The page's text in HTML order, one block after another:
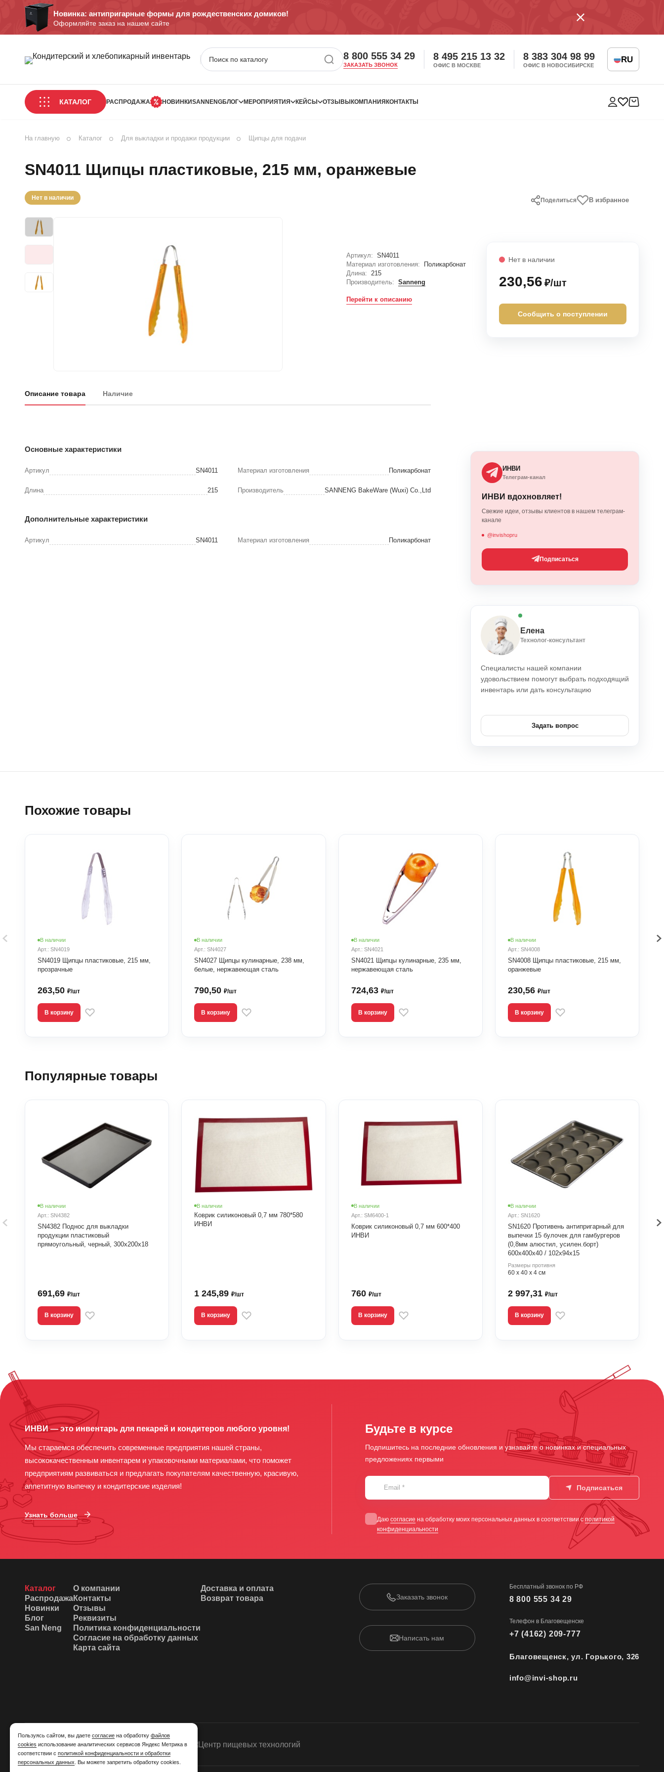
Новинка: антипригарные формы для рождественских домиков!
Оформляйте заказ на нашем сайте
8 800 555 34 29
ЗАКАЗАТЬ ЗВОНОК
8 495 215 13 32
ОФИС В МОСКВЕ
8 383 304 98 99
ОФИС В НОВОСИБИРСКЕ
RU
КАТАЛОГ РАСПРОДАЖА НОВИНКИSANNENGБЛОГ МЕРОПРИЯТИЯ КЕЙСЫ ОТЗЫВЫ КОМПАНИЯ КОНТАКТЫ
На главную Каталог Для выкладки и продажи продукции Щипцы для подачи
SN4011 Щипцы пластиковые, 215 мм, оранжевые
Нет в наличии
Нет в наличии
230,56 ₽/шт
Сообщить о поступлении
В избранное
Поделиться
Артикул:
SN4011
Материал изготовления:
Поликарбонат
Длина:
215
Производитель:
Sanneng
Перейти к описанию
Описание товара Наличие
Основные характеристики
Артикул SN4011 Материал изготовления Поликарбонат
Длина 215 Производитель SANNENG BakeWare (Wuxi) Co.,Ltd
Дополнительные характеристики
Артикул SN4011 Материал изготовления Поликарбонат
ИНВИ
Телеграм-канал
ИНВИ вдохновляет!
Свежие идеи, отзывы клиентов в нашем телеграм-
канале
@invishopru
Подписаться
Елена
Технолог-консультант
Специалисты нашей компании
удовольствием помогут выбрать подходящий
инвентарь или дать консультацию
Задать вопрос
Похожие товары
В наличии
Арт.: SN4019
SN4019 Щипцы пластиковые, 215 мм,
прозрачные
263,50 ₽/шт
В корзину
В наличии
Арт.: SN4027
SN4027 Щипцы кулинарные, 238 мм,
белые, нержавеющая сталь
790,50₽/шт
В корзину
В наличии
Арт.: SN4021
SN4021 Щипцы кулинарные, 235 мм,
нержавеющая сталь
724,63 ₽/шт
В корзину
В наличии
Арт.: SN4008
SN4008 Щипцы пластиковые, 215 мм,
оранжевые
230,56 ₽/шт
В корзину
Популярные товары
В наличии
Арт.: SN4382
SN4382 Поднос для выкладки
продукции пластиковый
прямоугольный, черный, 300х200х18
691,69 ₽/шт
В корзину
В наличии
Коврик силиконовый 0,7 мм 780*580
ИНВИ
1 245,89₽/шт
В корзину
В наличии
Арт.: SM6400-1
Коврик силиконовый 0,7 мм 600*400
ИНВИ
760 ₽/шт
В корзину
В наличии
Арт.: SN1620
SN1620 Противень антипригарный для
выпечки 15 булочек для гамбургеров
(0,8мм алюстил, усилен.борт)
600х400х40 / 102х94х15
Размеры противня
60 х 40 х 4 см
2 997,31 ₽/шт
В корзину
ИНВИ — это инвентарь для пекарей и кондитеров любого уровня!
Мы стараемся обеспечить современные предприятия нашей страны,
высококачественным инвентарем и упаковочными материалами, что поможет
предприятиям развиваться и предлагать покупателям качественную, красивую,
аппетитную выпечку и кондитерские изделия!
Узнать больше
Будьте в курсе
Подпишитесь на последние обновления и узнавайте о новинках и специальных
предложениях первыми
Email * Подписаться
Даю согласие на обработку моих персональных данных в соответствии с политикой
конфиденциальности
Заказать звонок
Написать нам
Бесплатный звонок по РФ
8 800 555 34 29
Телефон в Благовещенске
+7 (4162) 209-777
Благовещенск, ул. Горького, 326
info@invi-shop.ru
Каталог
Распродажа
Новинки
Блог
San Neng
О компании
Контакты
Отзывы
Реквизиты
Политика конфиденциальности
Согласие на обработку данных
Карта сайта
Доставка и оплата
Возврат товара
Пользуясь сайтом, вы даете согласие на обработку файлов
cookies использование аналитических сервисов Яндекс Метрика в
соответствии с политикой конфиденциальности и обработки
персональных данных . Вы можете запретить обработку cookies.